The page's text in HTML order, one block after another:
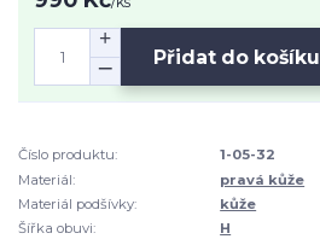
Přidat do košíku
Číslo produktu:
1-05-32
Materiál:
pravá kůže
Materiál podšívky:
kůže
Šířka obuvi:
H